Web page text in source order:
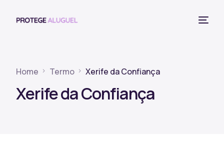
Home Termo Xerife da Confiança
Xerife da Confiança